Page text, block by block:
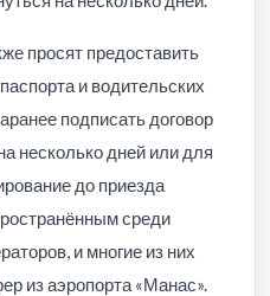
просят предоставить
и водительских
подписать договор
несколько дней или для
до приезда
среди
и многие из них
из аэропорта «Манас».